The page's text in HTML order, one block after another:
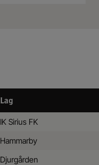
Lag
IK Sirius FK
Hammarby
Djurgården